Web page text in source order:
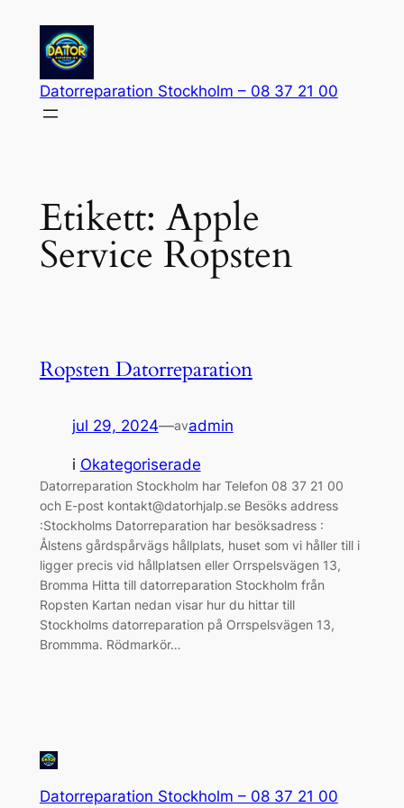
innehåll
Datorreparation Stockholm – 08 37 21 00
Etikett: Apple
Service Ropsten
Ropsten Datorreparation
jul 29, 2024—avadmin
i Okategoriserade
Datorreparation Stockholm har Telefon 08 37 21 00
och E-post kontakt@datorhjalp.se Besöks address
:Stockholms Datorreparation har besöksadress :
Ålstens gårdspårvägs hållplats, huset som vi håller till i
ligger precis vid hållplatsen eller Orrspelsvägen 13,
Bromma Hitta till datorreparation Stockholm från
Ropsten Kartan nedan visar hur du hittar till
Stockholms datorreparation på Orrspelsvägen 13,
Brommma. Rödmarkör…
Datorreparation Stockholm – 08 37 21 00